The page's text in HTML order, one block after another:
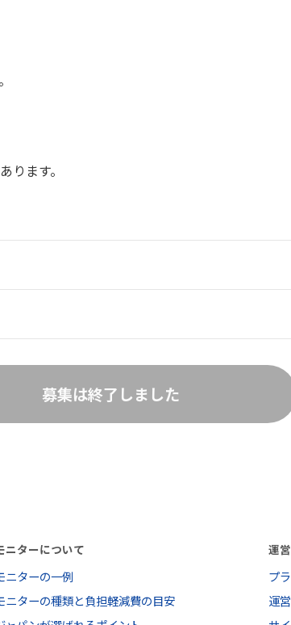
ります。
募集は終了しました
ニターについて
ニターの一例
ニターの種類と負担軽減費の目安
運
プ
運